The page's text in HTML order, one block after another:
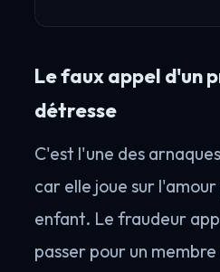
Le faux appel d'un
détresse
C'est l'une des
car elle joue sur
enfant. Le fraudeur
passer pour un